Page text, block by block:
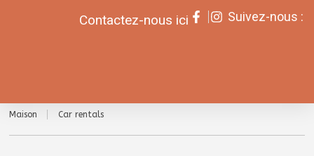
Suivez-nous :
Contactez-nous ici
Maison Car rentals